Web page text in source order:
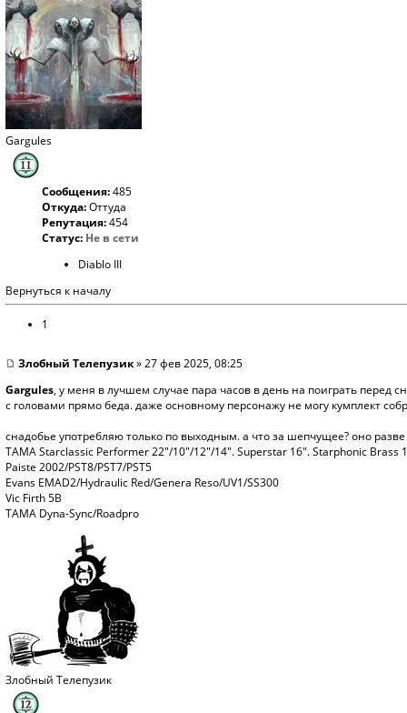
Gargules
Сообщения:485
Откуда:Оттуда
Репутация:454
Статус: Не в сети
Diablo III
Вернуться к началу
1
Злобный Телепузик» 27 фев 2025, 08:25
Gargules, у меня в лучшем случае пара часов в день на поиграть перед
с головами прямо беда. даже основному персонажу не могу кумплект
снадобье употребляю только по выходным. а что за шепчущее? оно разве
TAMA Starclassic Performer 22"/10"/12"/14". Superstar 16". Starphonic Brass
Paiste 2002/PST8/PST7/PST5
Evans EMAD2/Hydraulic Red/Genera Reso/UV1/SS300
Vic Firth 5B
TAMA Dyna-Sync/Roadpro
Злобный Телепузик